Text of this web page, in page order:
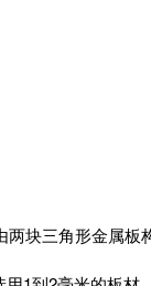
角形金属板构成